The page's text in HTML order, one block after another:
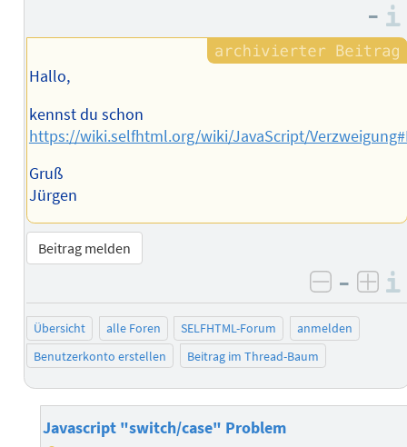
Autors
–
Hallo,
kennst du schon
https://wiki.selfhtml.org/wiki/JavaScript/
Gruß
Jürgen
Beitrag melden
negativ
–
Übersicht alle Foren SELFHTML-Forum
anmelden
Benutzerkonto erstellen
Beitrag im Thread-Baum
Javascript "switch/case" Problem